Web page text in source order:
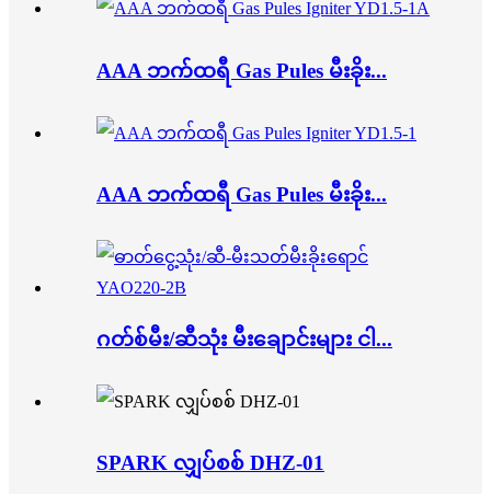
AAA ဘက်ထရီ Gas Pules မီးခိုး...
AAA ဘက်ထရီ Gas Pules မီးခိုး...
ဂတ်စ်မီး/ဆီသုံး မီးချောင်းများ ငါ...
SPARK လျှပ်စစ် DHZ-01